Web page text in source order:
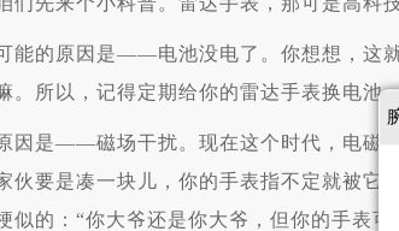
的原因是——电池没电了。你想想，这就
。所以，记得定期给你的雷达手表换电池
是——磁场干扰。现在这个时代，电磁
伙要是凑一块儿，你的手表指不定就被它
似的：“你大爷还是你大爷，但你的手表可